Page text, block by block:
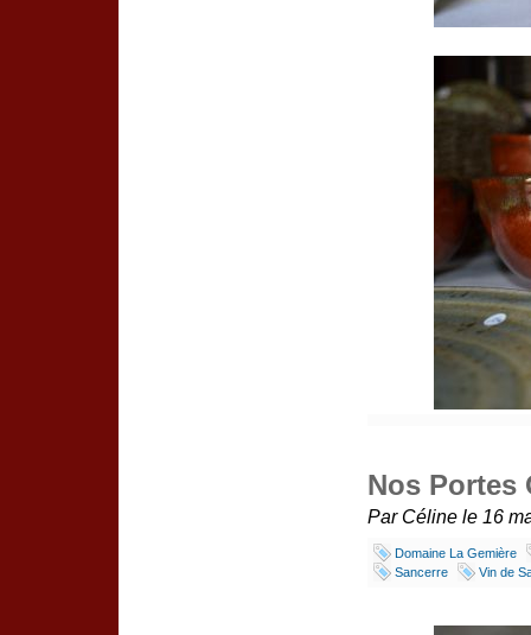
Nos Portes
Par Céline le 16
Domaine La Gemière
Sancerre
Vin de